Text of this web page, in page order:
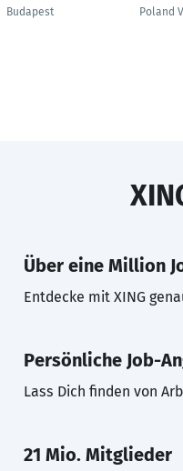
Budapest
Poland
Über eine Million
Entdecke mit XING
Persönliche Job-
Lass Dich finden von
21 Mio. Mitglieder